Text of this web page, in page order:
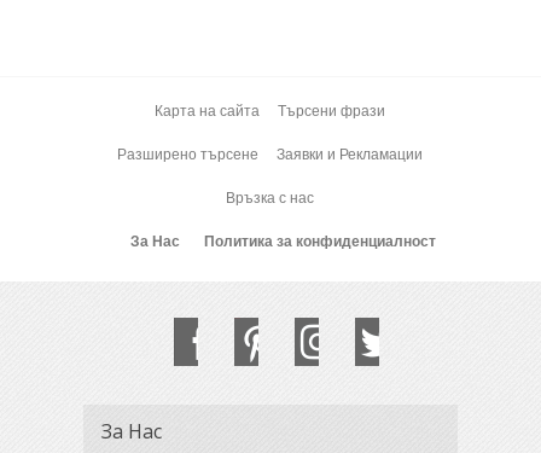
Карта на сайта Търсени фрази
Разширено търсене Заявки и Рекламации
Връзка с нас
За Нас Политика за конфиденциалност
За Нас